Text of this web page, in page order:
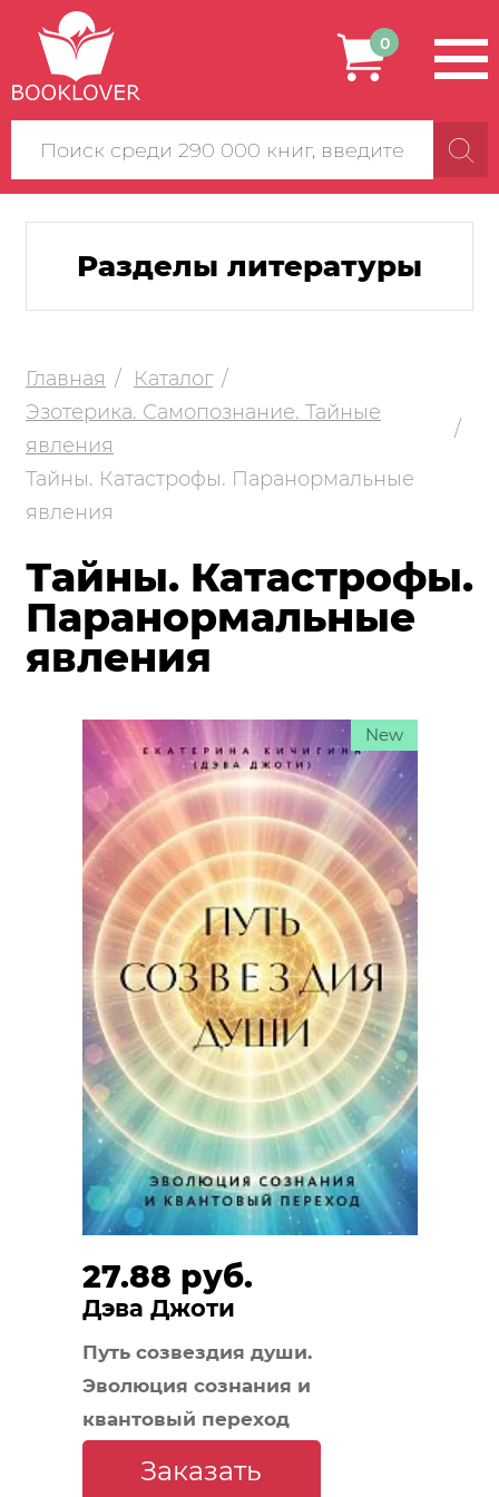
Поиск
по
сайту
0
Разделы литературы
Главная
Каталог
Эзотерика. Самопознание. Тайные
явления
Тайны. Катастрофы. Паранормальные
явления
Тайны. Катастрофы.
Паранормальные
явления
27.88 руб.
Дэва Джоти
Путь созвездия души.
Эволюция сознания и
квантовый переход
New
Заказать